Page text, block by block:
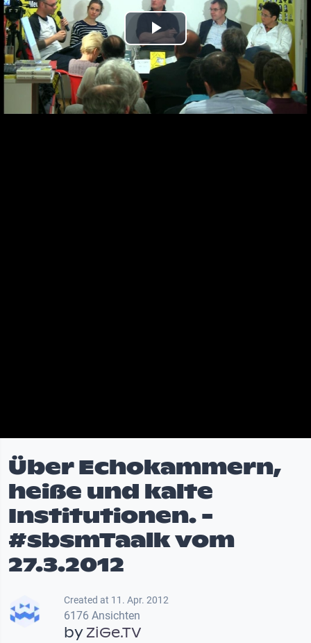
Play
Video
Über Echokammern,
heiße und kalte
Institutionen. -
#sbsmTaalk vom
27.3.2012
Created at 11. Apr. 2012
6176 Ansichten
byZiGe.TV